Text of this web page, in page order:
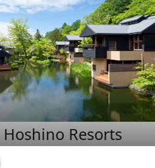
Hoshino Resorts